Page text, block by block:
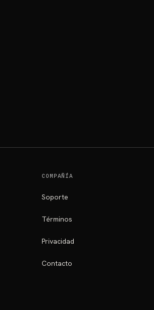
COMPAÑÍA
Soporte
Términos
Privacidad
Contacto